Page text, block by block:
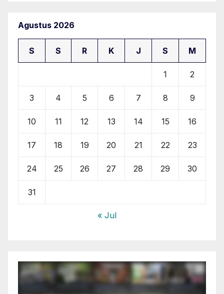
Agustus 2026
S S R K J S M
1 2
3 4 5 6 7 8 9
10 11 12 13 14 15 16
17 18 19 20 21 22 23
24 25 26 27 28 29 30
31
« Jul